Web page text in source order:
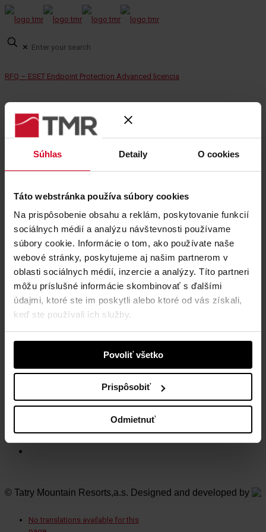
Súhlas Detaily O cookies
Táto webstránka používa súbory cookies
Na prispôsobenie obsahu a reklám, poskytovanie funkcií
sociálnych médií a analýzu návštevnosti používame
súbory cookie. Informácie o tom, ako používate naše
webové stránky, poskytujeme aj našim partnerom v
oblasti sociálnych médií, inzercie a analýzy. Títo partneri
môžu príslušné informácie skombinovať s ďalšími
údajmi, ktoré ste im poskytli alebo ktoré od vás získali,
keď ste používali ich služby.
Povoliť všetko
Prispôsobiť
Odmietnuť
✕
RFQ – ESET Endpoint Protection Advanced licencia
13. júla 2022
RFQ – TV Grandhotel Stary Smokovec
Tags
Share
Tatry mountain resorts, a.s.
Demänovská Dolina 72
031 01 Liptovský Mikuláš 1
Slovensko
NAVŠTÍVTE NAŠE STREDISKÁ
Jasná Nízke Tatry
Szczyrk Mountain Resort
© Tatry Mountain Resorts,a.s. Designed and developed by
No translations available for this